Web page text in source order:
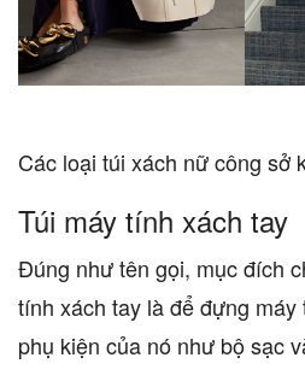
Các loại túi xách nữ công sở
Túi máy tính xách tay
Đúng như tên gọi, mục đích
tính xách tay là để đựng
phụ kiện của nó như bộ sạc